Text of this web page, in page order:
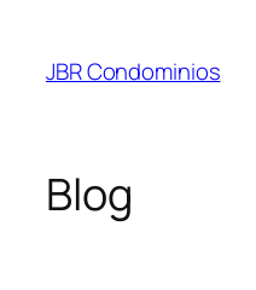
JBR Condominios
Blog